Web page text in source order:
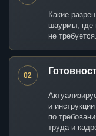
Какие
шаурмы, где
не требуется.
02
и
по
труда и